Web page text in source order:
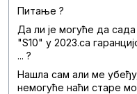
Питање ?
Да ли је могуће да
"S10" у 2023.са
... ?
Нашла сам али ме
немогуће наћи старе